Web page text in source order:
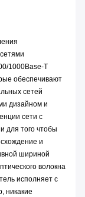
1000Base-T
обеспечивают
сетей
дизайном и
сети с
для того чтобы
и
шириной
волокна
исполняет с
никакие